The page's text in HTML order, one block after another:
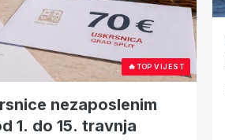
🔥TOP VIJEST
nezaposlenim
1. do 15. travnja